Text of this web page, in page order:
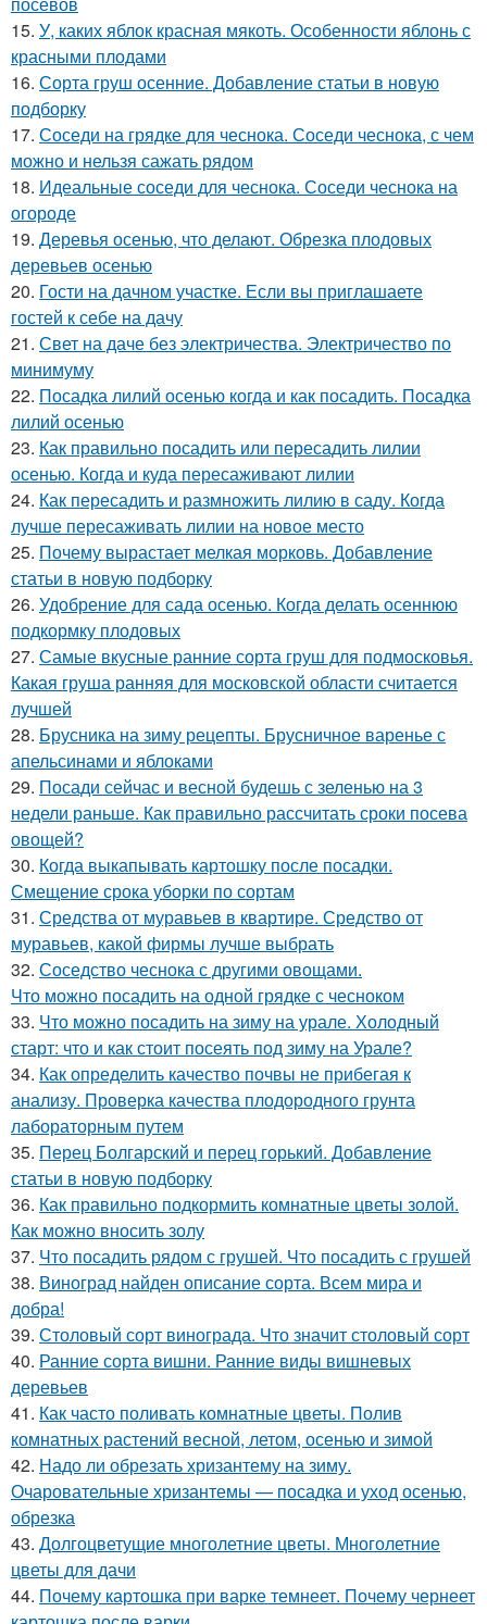
15. У, каких яблок красная мякоть. Особенности яблонь с
красными плодами
16. Сорта груш осенние. Добавление статьи в новую
подборку
17. Соседи на грядке для чеснока. Соседи чеснока, с чем
можно и нельзя сажать рядом
18. Идеальные соседи для чеснока. Соседи чеснока на
огороде
19. Деревья осенью, что делают. Обрезка плодовых
деревьев осенью
20. Гости на дачном участке. Если вы приглашаете
гостей к себе на дачу
21. Свет на даче без электричества. Электричество по
минимуму
22. Посадка лилий осенью когда и как посадить. Посадка
лилий осенью
23. Как правильно посадить или пересадить лилии
осенью. Когда и куда пересаживают лилии
24. Как пересадить и размножить лилию в саду. Когда
лучше пересаживать лилии на новое место
25. Почему вырастает мелкая морковь. Добавление
статьи в новую подборку
26. Удобрение для сада осенью. Когда делать осеннюю
подкормку плодовых
27. Самые вкусные ранние сорта груш для подмосковья.
Какая груша ранняя для московской области считается
лучшей
28. Брусника на зиму рецепты. Брусничное варенье с
апельсинами и яблоками
29. Посади сейчас и весной будешь с зеленью на 3
недели раньше. Как правильно рассчитать сроки посева
овощей?
30. Когда выкапывать картошку после посадки.
Смещение срока уборки по сортам
31. Средства от муравьев в квартире. Средство от
муравьев, какой фирмы лучше выбрать
32. Соседство чеснока с другими овощами.
Что можно посадить на одной грядке с чесноком
33. Что можно посадить на зиму на урале. Холодный
старт: что и как стоит посеять под зиму на Урале?
34. Как определить качество почвы не прибегая к
анализу. Проверка качества плодородного грунта
лабораторным путем
35. Перец Болгарский и перец горький. Добавление
статьи в новую подборку
36. Как правильно подкормить комнатные цветы золой.
Как можно вносить золу
37. Что посадить рядом с грушей. Что посадить с грушей
38. Виноград найден описание сорта. Всем мира и
добра!
39. Столовый сорт винограда. Что значит столовый сорт
40. Ранние сорта вишни. Ранние виды вишневых
деревьев
41. Как часто поливать комнатные цветы. Полив
комнатных растений весной, летом, осенью и зимой
42. Надо ли обрезать хризантему на зиму.
Очаровательные хризантемы — посадка и уход осенью,
обрезка
43. Долгоцветущие многолетние цветы. Многолетние
цветы для дачи
44. Почему картошка при варке темнеет. Почему чернеет